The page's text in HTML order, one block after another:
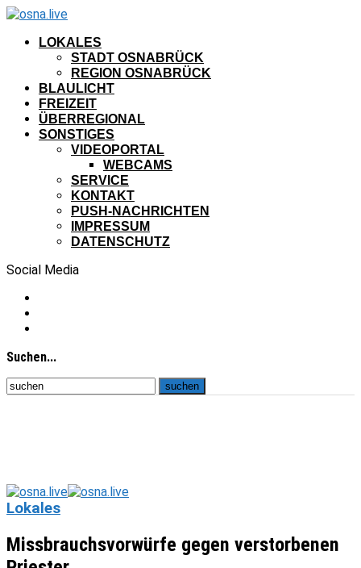
LOKALES
STADT OSNABRÜCK
REGION OSNABRÜCK
BLAULICHT
FREIZEIT
ÜBERREGIONAL
SONSTIGES
VIDEOPORTAL
WEBCAMS
SERVICE
KONTAKT
PUSH-NACHRICHTEN
IMPRESSUM
DATENSCHUTZ
Social Media
Suchen...
Lokales
Missbrauchsvorwürfe gegen verstorbenen